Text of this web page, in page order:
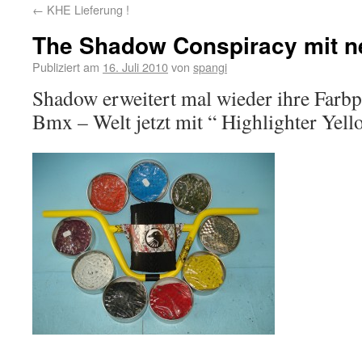
← KHE Lieferung !
The Shadow Conspiracy mit
Publiziert am 16. Juli 2010von spangi
Shadow erweitert mal wieder ihre
Bmx – Welt jetzt mit “ Highlighter